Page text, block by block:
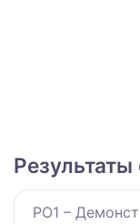
Результаты
РО1 –